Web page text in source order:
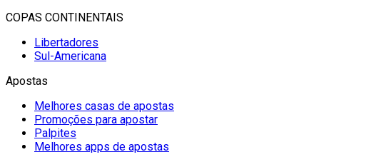
COPAS CONTINENTAIS
Libertadores
Sul-Americana
Apostas
Melhores casas de apostas
Promoções para apostar
Palpites
Melhores apps de apostas